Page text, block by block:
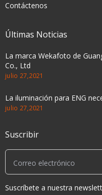
Contáctenos
Últimas Noticias
La marca Wekafoto de
Co., Ltd
julio 27,2021
La iluminación para ENG
julio 27,2021
Suscribir
Suscríbete a nuestra